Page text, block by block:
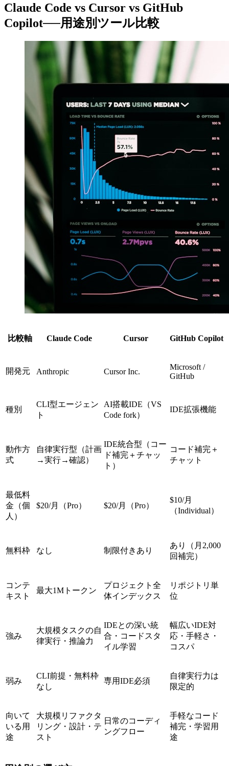
Claude Code vs Cursor vs GitHub
Copilot──用途別ツール比較
比較軸 Claude Code Cursor GitHub Copilot
開発元 Anthropic Cursor Inc.
Microsoft /
GitHub
種別
CLI型エージェン
ト
AI搭載IDE（VS
Code fork）
IDE拡張機能
動作方
式
自律実行型（計画
→実行→確認）
IDE統合型（コー
ド補完＋チャッ
ト）
コード補完＋
チャット
最低料
金（個
人）
$20/月（Pro） $20/月（Pro）
$10/月
（Individual）
無料枠 なし 制限付きあり
あり（月2,000
回補完）
コンテ
キスト
最大1Mトークン
プロジェクト全
体インデックス
リポジトリ単
位
強み
大規模タスクの自
律実行・推論力
IDEとの深い統
合・コードスタ
イル学習
幅広いIDE対
応・手軽さ・
コスパ
弱み
CLI前提・無料枠
なし
専用IDE必須
自律実行力は
限定的
向いて
いる用
途
大規模リファクタ
リング・設計・テ
スト
日常のコーディ
ングフロー
手軽なコード
補完・学習用
途